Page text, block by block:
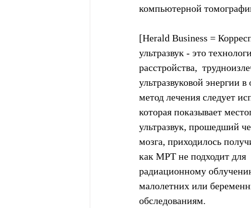
компьютерной
[Herald Business =
ультразвук - это
расстройства,
ультразвуковой энергии
метод лечения следует
которая показывает
ультразвук, прошедший
мозга, приходилось
как МРТ не подходит для
радиационному
малолетних или
обследованиям.